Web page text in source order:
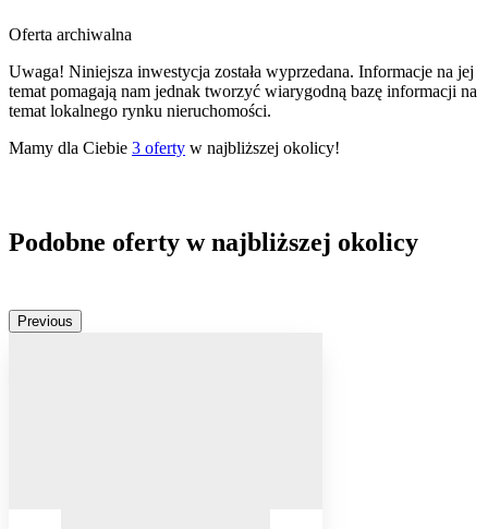
Oferta archiwalna
Uwaga! Niniejsza inwestycja została wyprzedana. Informacje na jej
temat pomagają nam jednak tworzyć wiarygodną bazę informacji na
temat lokalnego rynku nieruchomości.
Mamy dla Ciebie 3 oferty w najbliższej okolicy!
Podobne oferty w najbliższej okolicy
Previous